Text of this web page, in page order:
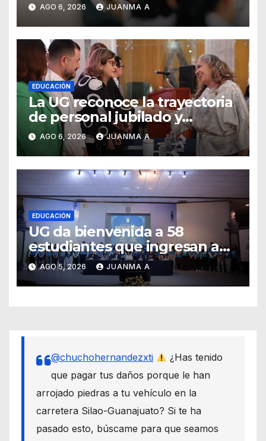
AGO 6, 2026 JUANMA A
EDUCACIÓN
La UG reconoce la trayectoria
de personal jubilado y
agradece su legado
AGO 6, 2026 JUANMA A
EDUCACIÓN
UG da bienvenida a 58
estudiantes que ingresan a
través de los programas de
equidad
AGO 5, 2026 JUANMA A
@chuchohernandezxti
¿Has tenido
que pagar tus daños porque le han
arrojado piedras a tu vehículo en la
carretera Silao-Guanajuato? Si te ha
pasado esto, búscame para que seamos